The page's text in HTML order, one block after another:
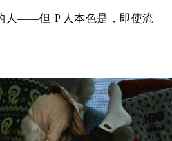
人——但 P 人本色是，即使流